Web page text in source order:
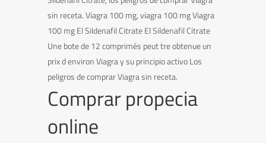
sin receta. Viagra 100 mg, viagra 100 mg Viagra
100 mg El Sildenafil Citrate El Sildenafil Citrate
Une bote de 12 comprimés peut tre obtenue un
prix d environ Viagra y su principio activo Los
peligros de comprar Viagra sin receta.
Comprar propecia
online